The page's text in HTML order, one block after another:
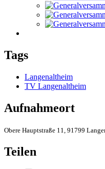
Tags
Langenaltheim
TV Langenaltheim
Aufnahmeort
Obere Hauptstraße 11, 91799
Teilen